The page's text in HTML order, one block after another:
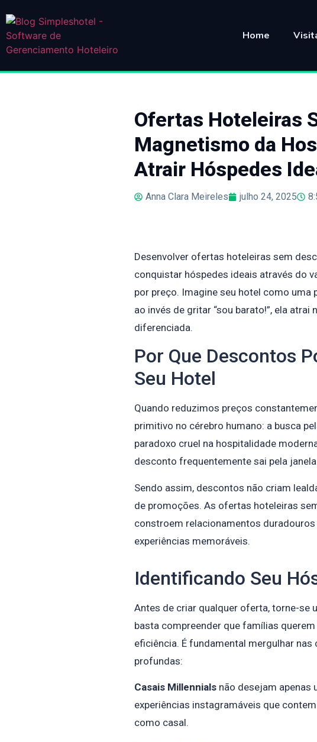
Home
Ofertas Hoteleiras
Magnetismo da
Atrair Hóspedes
Anna Clara Meireles julho 24, 2025
Desenvolver ofertas hoteleiras sem
conquistar hóspedes ideais através do
por preço. Imagine seu hotel como
ao invés de gritar “sou barato!”, ela
diferenciada.
Por Que Descontos
Seu Hotel
Quando reduzimos preços
primitivo no cérebro humano: a busca
paradoxo cruel na hospitalidade
desconto frequentemente sai pela
Sendo assim, descontos não criam
de promoções. As ofertas hoteleiras
constroem relacionamentos
experiências memoráveis.
Identificando Seu
Antes de criar qualquer oferta, torne-se
basta compreender que famílias
eficiência. É fundamental mergulhar
profundas:
Casais Millennialsnão desejam apenas
experiências instagramáveis que
como casal.